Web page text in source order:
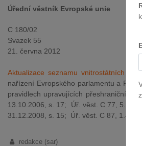
Úřední věstník Evropské unie
C 180/02
Svazek 55
21. června 2012
Aktualizace seznamu vnitrostátních
nařízení Evropského parlamentu a
pravidlech upravujících přeshraniční
13.10.2006, s. 17; Úř. věst. C 77,
31.12.2008, s. 15; Úř. věst. C 87,
redakce (sar)